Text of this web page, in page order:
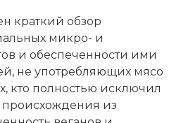
краткий обзор
микро- и
и обеспеченности ими
не употребляющих мясо
кто полностью исключил
из